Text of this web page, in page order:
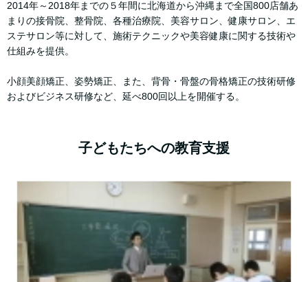
2014年～2018年までの５年間に北海道から沖縄まで全国800店舗あ
まりの接骨院、整骨院、各種治療院、美容サロン、健康サロン、エ
ステサロン等に対して、施術テクニックや美容健康に関する技術や
仕組みを提供。
小顔美顔矯正、姿勢矯正、また、背骨・骨盤の骨格矯正の技術研修
およびビジネス研修など、延べ800回以上を開催する。
子どもたちへの教育支援